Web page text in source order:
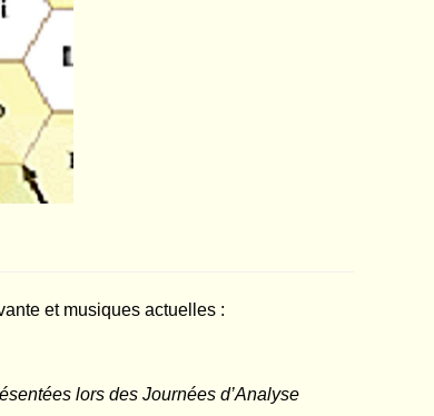
et musiques actuelles :
lors des Journées d’Analyse